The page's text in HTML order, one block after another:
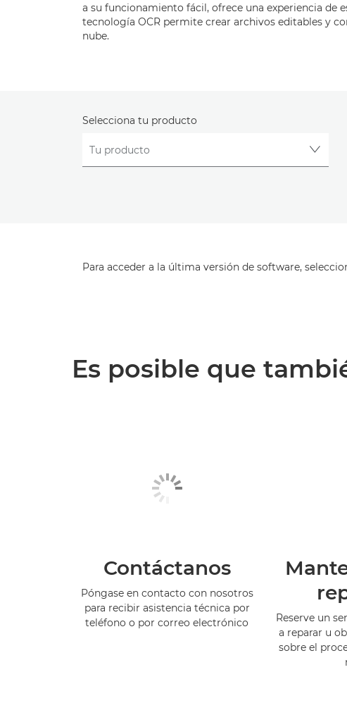
a su funcionamiento fácil, ofrece una experiencia de
tecnología OCR permite crear archivos editables y
nube.
Selecciona tu producto
Para acceder a la última versión de software,
Es posible que
Contáctanos
Póngase en contacto con nosotros
para recibir asistencia técnica por
teléfono o por correo electrónico
Reserve un
a reparar u
sobre el